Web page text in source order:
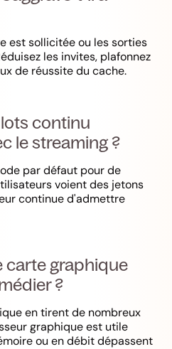
est sollicitée ou les sorties
les invites, plafonnez
de réussite du cache.
continu
le streaming ?
par défaut pour de
voient des jetons
continue d'admettre
carte graphique
?
en tirent de nombreux
graphique est utile
ou en débit dépassent